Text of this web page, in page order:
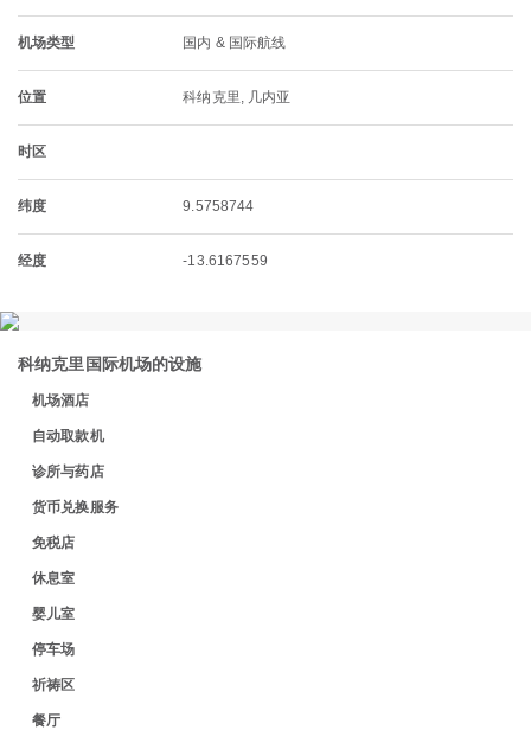
机场类型 国内 & 国际航线
位置 科纳克里, 几内亚
时区
纬度 9.5758744
经度 -13.6167559
科纳克里国际机场的设施
机场酒店
自动取款机
诊所与药店
货币兑换服务
免税店
休息室
婴儿室
停车场
祈祷区
餐厅